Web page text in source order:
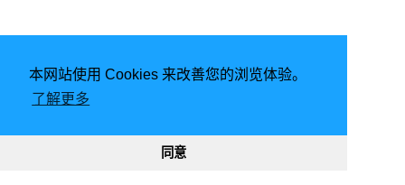
本网站使用 Cookies 来改善您的浏览体验。
了解更多
同意
188962
渝ICP备20005680号-1